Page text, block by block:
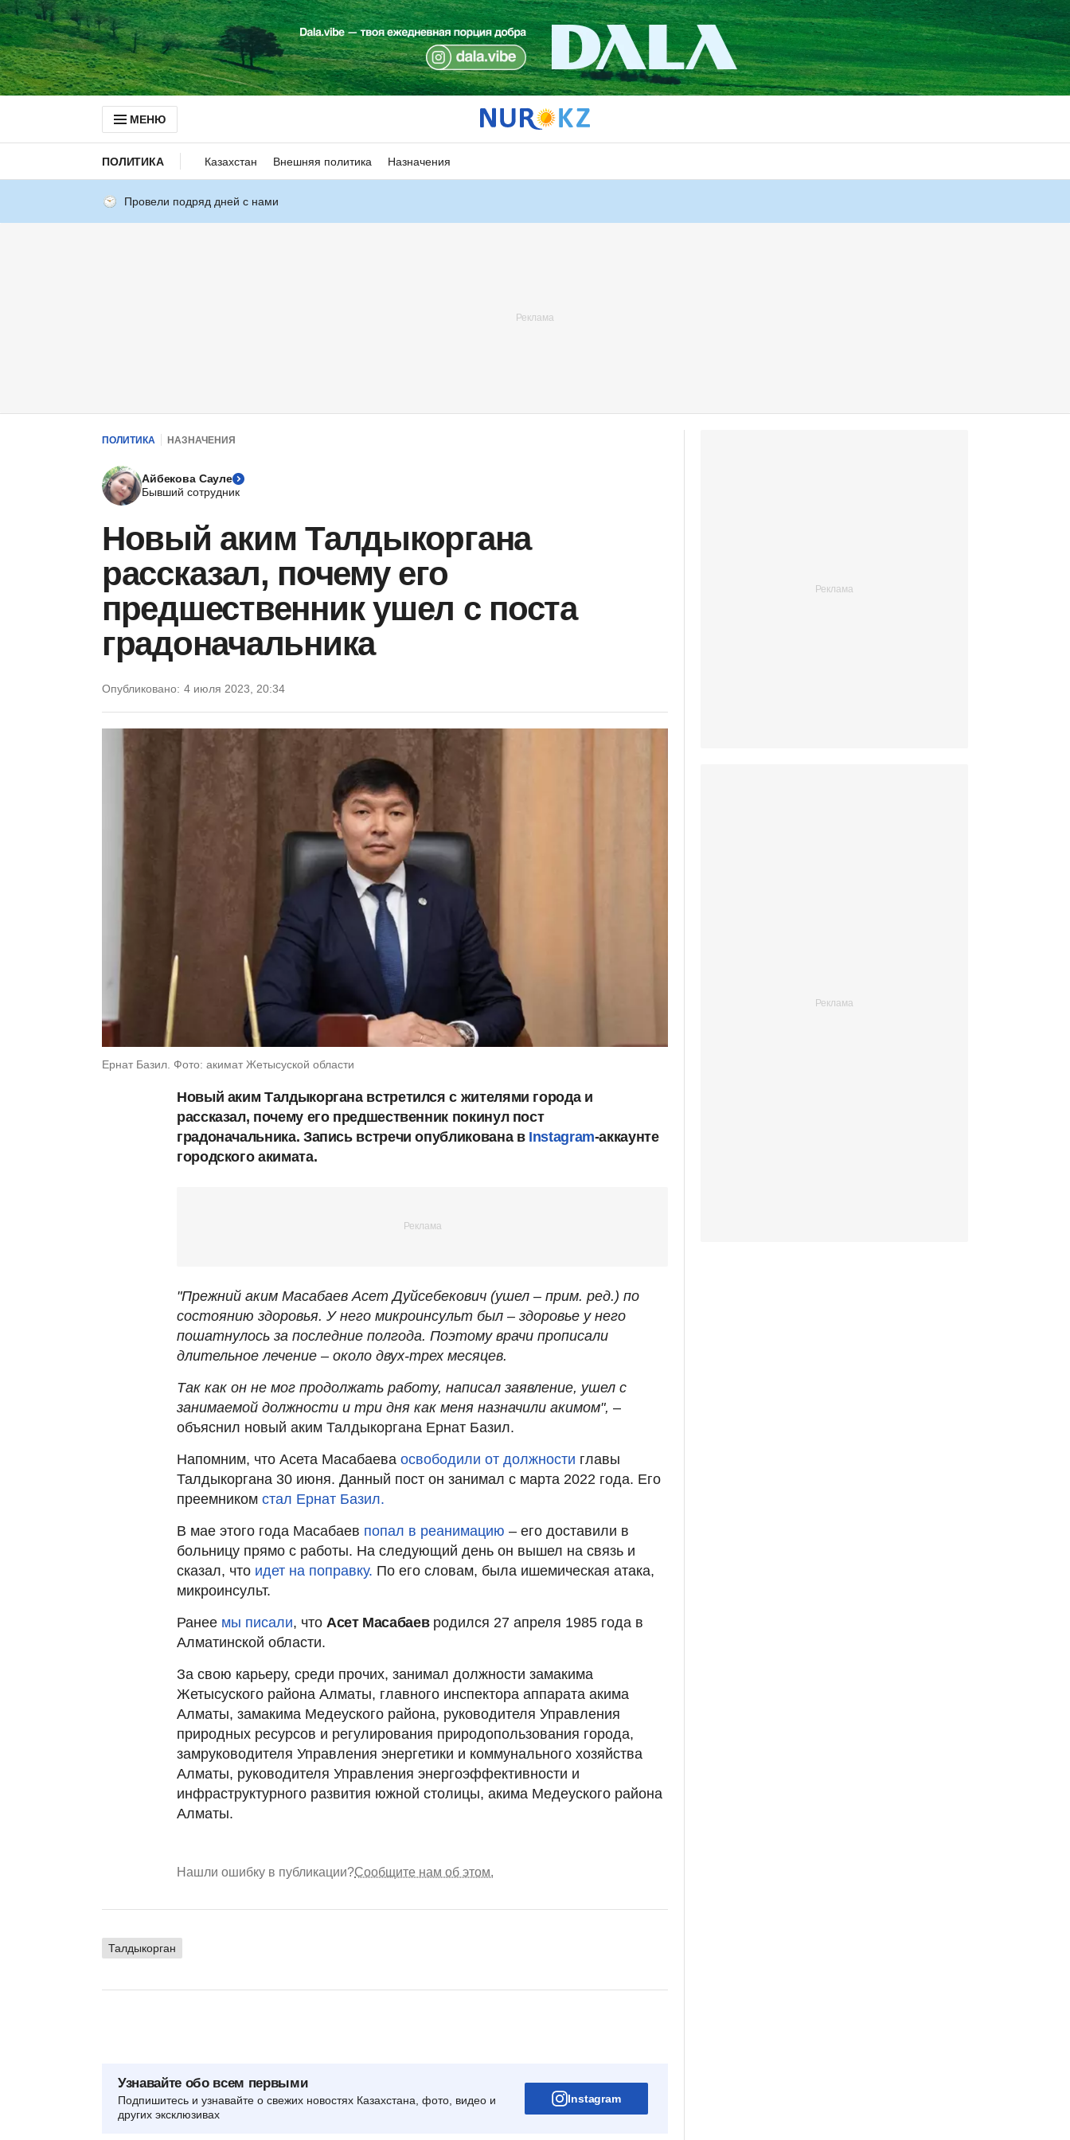
МЕНЮ
ПОЛИТИКА Казахстан Внешняя политика Назначения
Провели подряд дней с нами
ПОЛИТИКА НАЗНАЧЕНИЯ
Айбекова Сауле
Бывший сотрудник
Новый аким Талдыкоргана
рассказал, почему его
предшественник ушел с поста
градоначальника
Опубликовано: 4 июля 2023, 20:34
Ернат Базил. Фото: акимат Жетысуской области
Новый аким Талдыкоргана встретился с жителями города и
рассказал, почему его предшественник покинул пост
градоначальника. Запись встречи опубликована в Instagram-аккаунте
городского акимата.
"Прежний аким Масабаев Асет Дуйсебекович (ушел – прим. ред.) по
состоянию здоровья. У него микроинсульт был – здоровье у него
пошатнулось за последние полгода. Поэтому врачи прописали
длительное лечение – около двух-трех месяцев.
Так как он не мог продолжать работу, написал заявление, ушел с
занимаемой должности и три дня как меня назначили акимом", –
объяснил новый аким Талдыкоргана Ернат Базил.
Напомним, что Асета Масабаева освободили от должности главы
Талдыкоргана 30 июня. Данный пост он занимал с марта 2022 года. Его
преемником стал Ернат Базил.
В мае этого года Масабаев попал в реанимацию – его доставили в
больницу прямо с работы. На следующий день он вышел на связь и
сказал, что идет на поправку. По его словам, была ишемическая атака,
микроинсульт.
Ранее мы писали, что Асет Масабаевродился 27 апреля 1985 года в
Алматинской области.
За свою карьеру, среди прочих, занимал должности замакима
Жетысуского района Алматы, главного инспектора аппарата акима
Алматы, замакима Медеуского района, руководителя Управления
природных ресурсов и регулирования природопользования города,
замруководителя Управления энергетики и коммунального хозяйства
Алматы, руководителя Управления энергоэффективности и
инфраструктурного развития южной столицы, акима Медеуского района
Алматы.
Нашли ошибку в публикации?Сообщите нам об этом.
Талдыкорган
Узнавайте обо всем первыми
Подпишитесь и узнавайте о свежих новостях Казахстана, фото, видео и
других эксклюзивах
Instagram